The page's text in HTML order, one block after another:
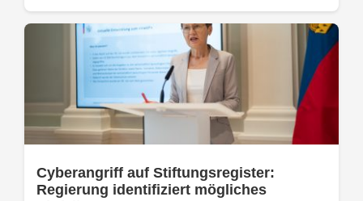
Cyberangriff auf Stiftungsregister:
Regierung identifiziert mögliches